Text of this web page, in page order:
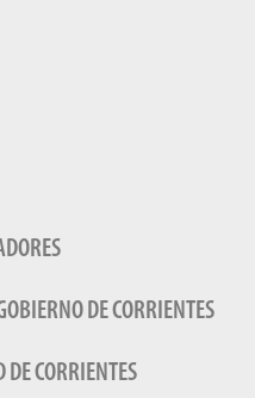
DE CORRIENTES
CORRIENTES